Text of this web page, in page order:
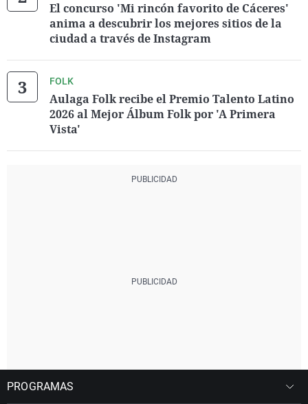
El concurso 'Mi rincón favorito de Cáceres'
anima a descubrir los mejores sitios de la
ciudad a través de Instagram
FOLK
Aulaga Folk recibe el Premio Talento Latino
2026 al Mejor Álbum Folk por 'A Primera
Vista'
PROGRAMAS